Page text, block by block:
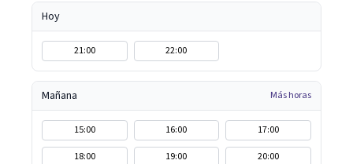
bienestar emocional.
Hoy
21:00 22:00
Mañana Más horas
15:00 16:00
17:00
18:00
19:00 20:00